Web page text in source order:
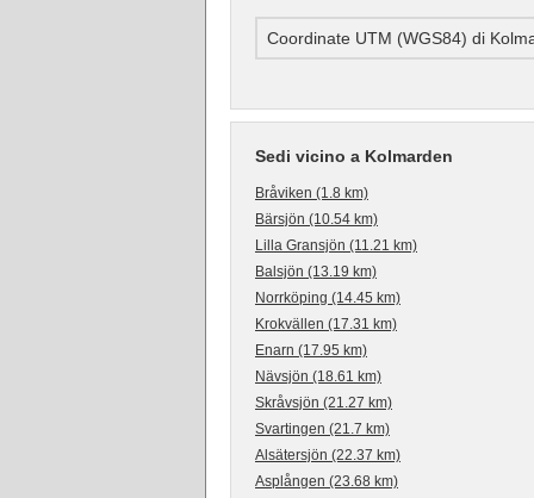
Coordinate UTM (WGS84) di
Sedi vicino a Kolmarden
Bråviken (1.8 km)
Bärsjön (10.54 km)
Lilla Gransjön (11.21 km)
Balsjön (13.19 km)
Norrköping (14.45 km)
Krokvällen (17.31 km)
Enarn (17.95 km)
Nävsjön (18.61 km)
Skråvsjön (21.27 km)
Svartingen (21.7 km)
Alsätersjön (22.37 km)
Asplången (23.68 km)